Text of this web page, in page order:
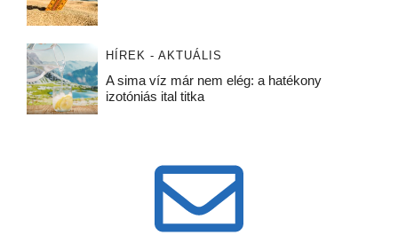
HÍREK - AKTUÁLIS
A sima víz már nem elég: a hatékony
izotóniás ital titka